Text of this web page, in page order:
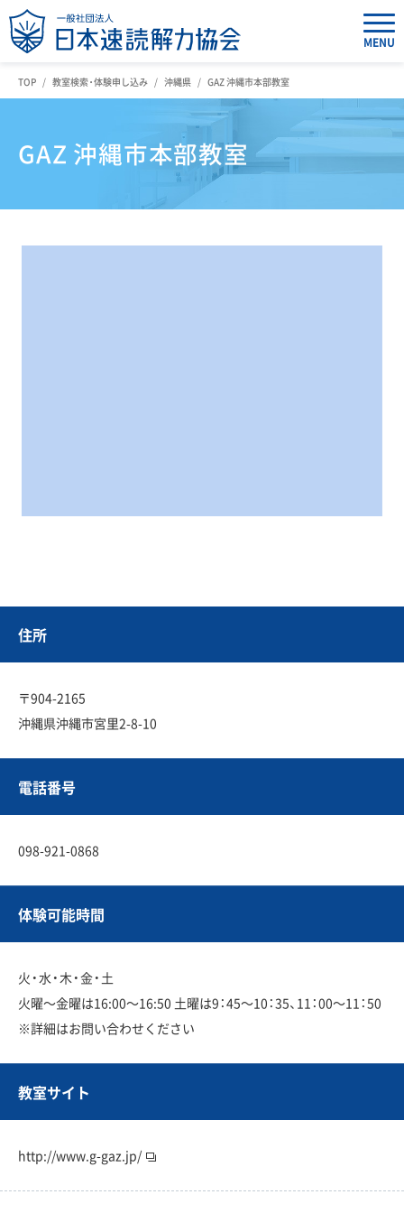
MENU
TOP 教室検索・体験申し込み 沖縄県 GAZ 沖縄市本部教室
GAZ 沖縄市本部教室
住所
〒904-2165
沖縄県沖縄市宮里2-8-10
電話番号
098-921-0868
体験可能時間
火・水・木・金・土
火曜〜金曜は16:00〜16:50 土曜は9：45〜10：35、11：00〜11：50
※詳細はお問い合わせください
教室サイト
http://www.g-gaz.jp/